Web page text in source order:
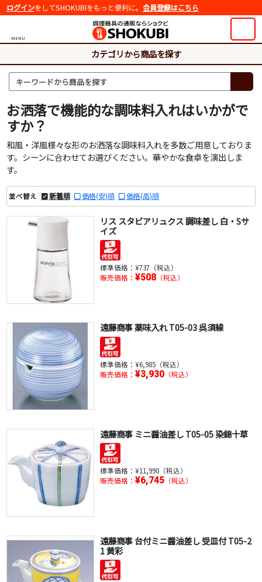
ログインをしてSHOKUBIをもっと便利に。 会員登録はこちら
MENU
カテゴリから商品を探す
お洒落で機能的な調味料入れはいかがで
すか？
和風・洋風様々な形のお洒落な調味料入れを多数ご用意しておりま
す。シーンに合わせてお選びください。華やかな食卓を演出しま
す。
並べ替え 新着順 価格(安)順 価格(高)順
リス スタビアリュクス 調味差し 白・Sサ
イズ
標準価格： ¥737（税込）
販売価格： ¥508（税込）
遠藤商事 薬味入れ T05-03 呉須線
標準価格： ¥6,985（税込）
販売価格： ¥3,930（税込）
遠藤商事 ミニ醤油差し T05-05 染錦十草
標準価格： ¥11,990（税込）
販売価格： ¥6,745（税込）
遠藤商事 台付ミニ醤油差し 受皿付 T05-2
1 黄彩